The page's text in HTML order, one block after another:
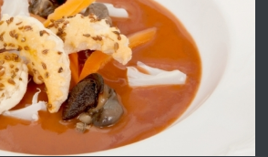
Онлайн магазин за всички!
преди 11 месеца
Курс Помощник-възпитател